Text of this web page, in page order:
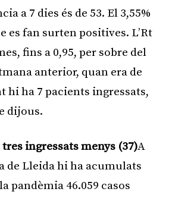
a 7 dies és de 53. El 3,55%
es fan surten positives. L’Rt
fins a 0,95, per sobre del
anterior, quan era de
hi ha 7 pacients ingressats,
dijous.
ingressats menys (37)A
de Lleida hi ha acumulats
pandèmia 46.059 casos